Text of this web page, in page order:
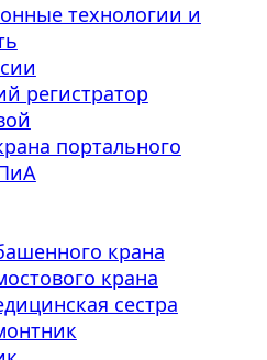
технологии и
регистратор
портального
крана
крана
сестра